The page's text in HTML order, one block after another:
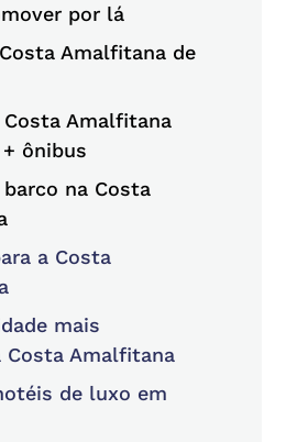
por lá
Amalfitana de
Costa Amalfitana
ônibus
barco na Costa
a Costa
mais
Costa Amalfitana
de luxo em